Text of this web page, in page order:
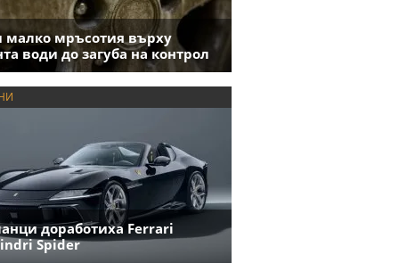
малко мръсотия върху
води до загуба на контрол
доработиха Ferrari
Spider